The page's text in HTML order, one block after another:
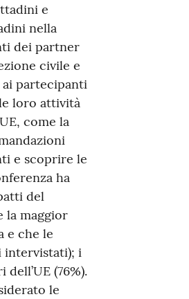
e
nella
dei partner
civile e
partecipanti
loro attività
come la
e scoprire le
ha
del
la maggior
e che le
intervistati); i
(76%).
le